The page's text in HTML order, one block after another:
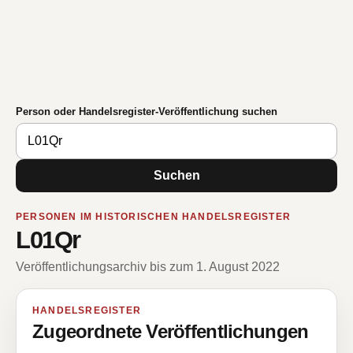
Person oder Handelsregister-Veröffentlichung suchen
Suchen
PERSONEN IM HISTORISCHEN HANDELSREGISTER
L01Qr
Veröffentlichungsarchiv bis zum 1. August 2022
HANDELSREGISTER
Zugeordnete Veröffentlichungen